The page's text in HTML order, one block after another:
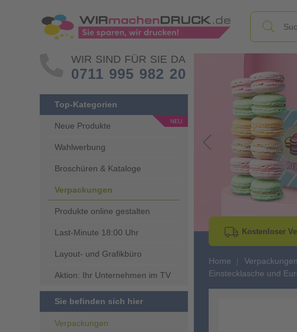
WIR SIND FÜR SIE DA
0711 995 982 20
Top-Kategorien
Neue Produkte
Wahlwerbung
Broschüren & Kataloge
Verpackungen
Produkte online gestalten
Last-Minute 18:00 Uhr
Layout- und Grafikbüro
Aktion: Ihr Unternehmen im TV
Sie befinden sich hier
Verpackungen
Go to Previous Slide
Kostenloser
Home Verpackungen
Einstecklasche und